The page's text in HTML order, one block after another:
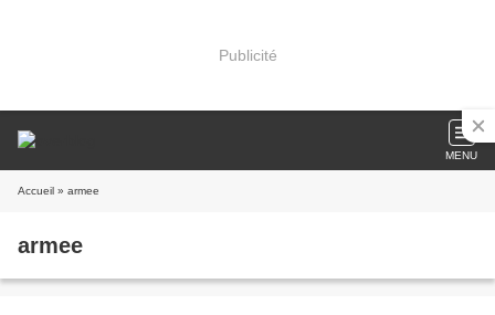
Publicité
MENU
Accueil » armee
armee